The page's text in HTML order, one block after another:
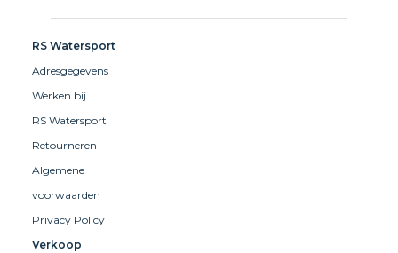
RS Watersport
Adresgegevens
Werken bij
RS Watersport
Retourneren
Algemene
voorwaarden
Privacy Policy
Verkoop